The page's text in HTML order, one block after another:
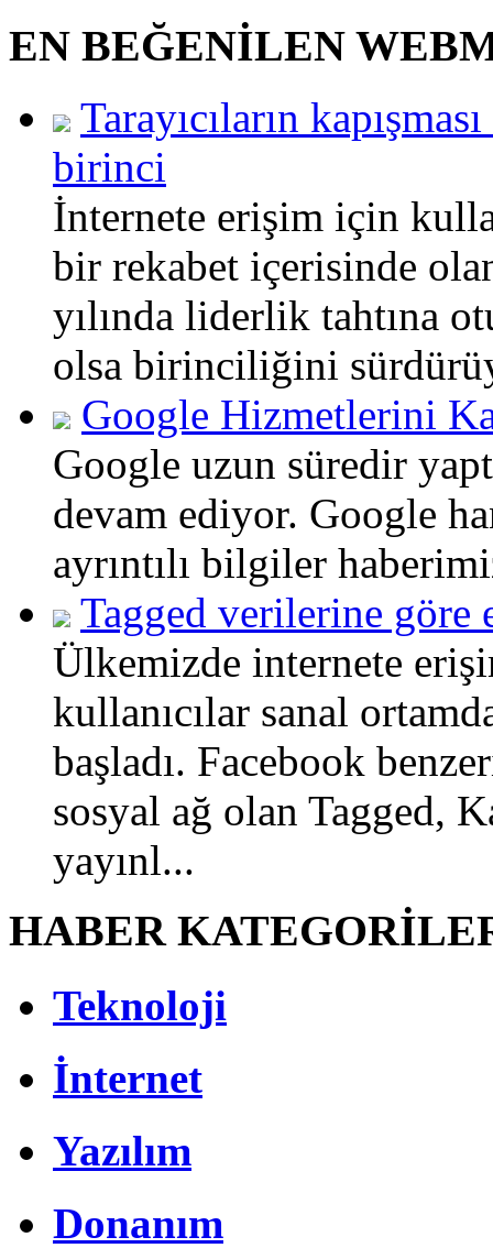
EN BEĞENİLEN
Tarayıcıların
birinci
İnternete erişim için
bir rekabet içerisinde
yılında liderlik tahtına
olsa birinciliğini
Google Hizmetlerini
Google uzun süredir
devam ediyor. Google
ayrıntılı bilgiler
Tagged verilerine göre
Ülkemizde internete
kullanıcılar sanal
başladı. Facebook
sosyal ağ olan Tagged,
yayınl...
HABER
Teknoloji
İnternet
Yazılım
Donanım